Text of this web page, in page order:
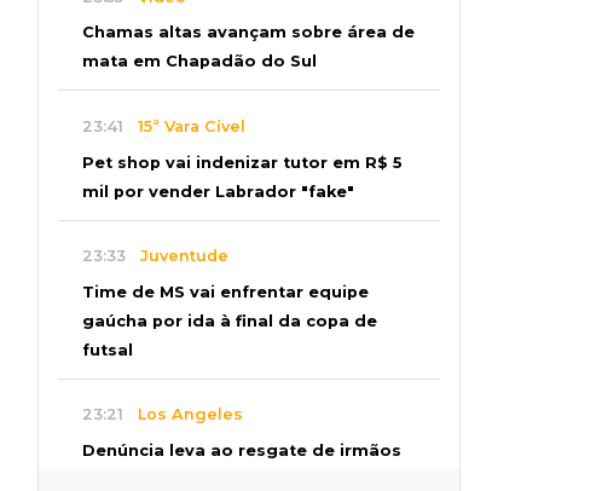
Chamas altas avançam sobre área de
mata em Chapadão do Sul
23:41 15ª Vara Cível
Pet shop vai indenizar tutor em R$ 5
mil por vender Labrador "fake"
23:33 Juventude
Time de MS vai enfrentar equipe
gaúcha por ida à final da copa de
futsal
23:21 Los Angeles
Denúncia leva ao resgate de irmãos